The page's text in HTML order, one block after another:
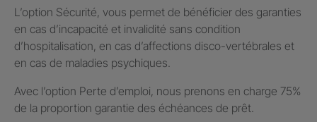
L’option Sécurité, vous permet de bénéficier des garanties
en cas d’incapacité et invalidité sans condition
d’hospitalisation, en cas d’affections disco-vertébrales et
en cas de maladies psychiques.
Avec l’option Perte d’emploi, nous prenons en charge 75%
de la proportion garantie des échéances de prêt.